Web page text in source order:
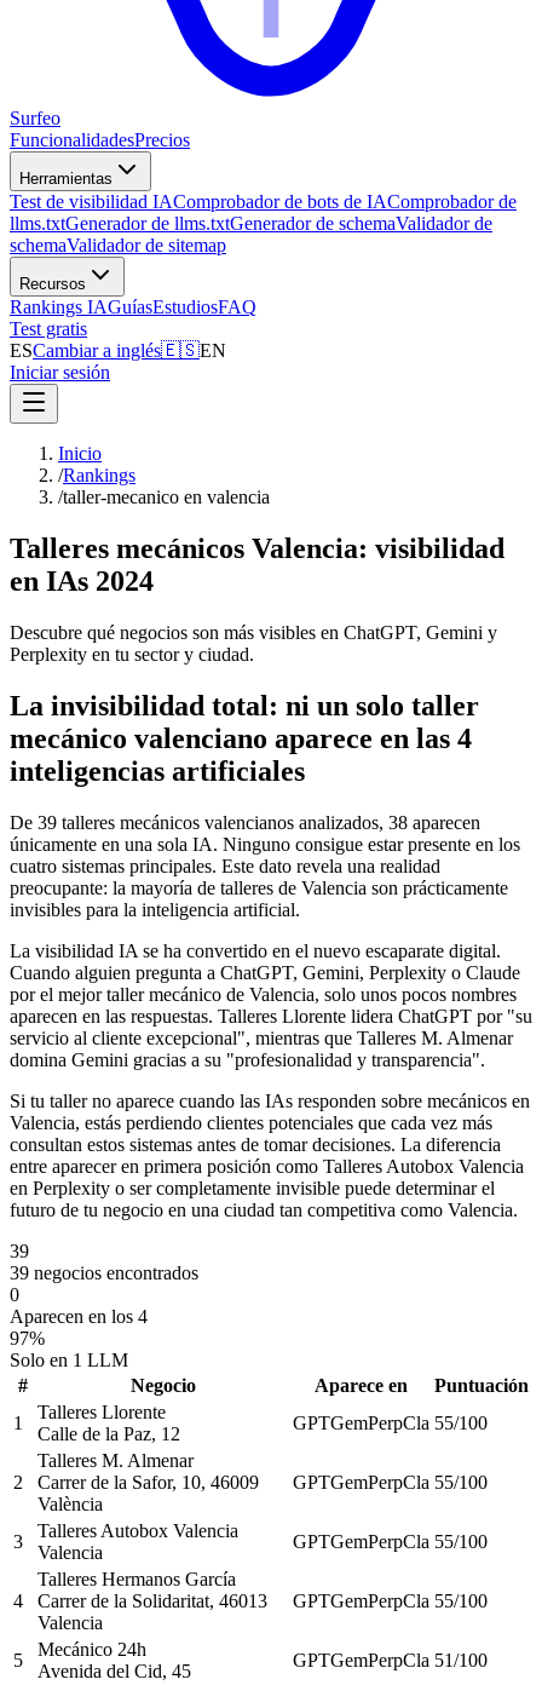
Surfeo
FuncionalidadesPrecios
Herramientas
Test de visibilidad IAComprobador de bots de IAComprobador de
llms.txtGenerador de llms.txtGenerador de schemaValidador de
schemaValidador de sitemap
Recursos
Rankings IAGuíasEstudiosFAQ
Test gratis
ESCambiar a inglés🇪🇸EN
Iniciar sesión
Inicio
/Rankings
/taller-mecanico en valencia
Talleres mecánicos Valencia: visibilidad
en IAs 2024
Descubre qué negocios son más visibles en ChatGPT, Gemini y
Perplexity en tu sector y ciudad.
La invisibilidad total: ni un solo taller
mecánico valenciano aparece en las 4
inteligencias artificiales
De 39 talleres mecánicos valencianos analizados, 38 aparecen
únicamente en una sola IA. Ninguno consigue estar presente en los
cuatro sistemas principales. Este dato revela una realidad
preocupante: la mayoría de talleres de Valencia son prácticamente
invisibles para la inteligencia artificial.
La visibilidad IA se ha convertido en el nuevo escaparate digital.
Cuando alguien pregunta a ChatGPT, Gemini, Perplexity o Claude
por el mejor taller mecánico de Valencia, solo unos pocos nombres
aparecen en las respuestas. Talleres Llorente lidera ChatGPT por "su
servicio al cliente excepcional", mientras que Talleres M. Almenar
domina Gemini gracias a su "profesionalidad y transparencia".
Si tu taller no aparece cuando las IAs responden sobre mecánicos en
Valencia, estás perdiendo clientes potenciales que cada vez más
consultan estos sistemas antes de tomar decisiones. La diferencia
entre aparecer en primera posición como Talleres Autobox Valencia
en Perplexity o ser completamente invisible puede determinar el
futuro de tu negocio en una ciudad tan competitiva como Valencia.
39
39 negocios encontrados
0
Aparecen en los 4
97%
Solo en 1 LLM
#
Negocio Aparece en
Puntuación
1
Talleres Llorente
Calle de la Paz, 12
GPTGemPerpCla 55/100
2
Talleres M. Almenar
Carrer de la Safor, 10, 46009
València
GPTGemPerpCla 55/100
3
Talleres Autobox Valencia
Valencia
GPTGemPerpCla 55/100
4
Talleres Hermanos García
Carrer de la Solidaritat, 46013
Valencia
GPTGemPerpCla 55/100
5
Mecánico 24h
Avenida del Cid, 45
GPTGemPerpCla 51/100